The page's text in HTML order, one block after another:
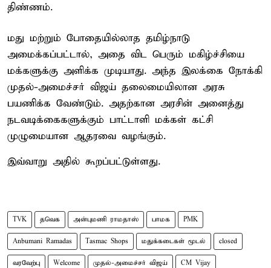
திண்ணம்.
மது மற்றும் போதையில்லாத தமிழ்நாடு
அமைக்கப்பட்டால், அதை விட பெரும் மகிழ்ச்சியை
மக்களுக்கு அளிக்க முடியாது. அந்த இலக்கை நோக்கி
முதல்-அமைச்சர் விஜய் தலைமையிலான அரசு
பயணிக்க வேண்டும். அதற்கான அரசின் அனைத்து
நடவடிக்கைகளுக்கும் பாட்டாளி மக்கள் கட்சி
முழுமையான ஆதரவை வழங்கும்.
இவ்வாறு அதில் கூறப்பட்டுள்ளது.
TVK தவெக அன்புமணி ராமதாஸ் பாமக PMK
Anbumani Ramadas Tasmac Shops மதுக்கடைகள் மூடல் closed
வரவேற்பு Welcome முதல்-அமைச்சர் விஜய் CM Vijay